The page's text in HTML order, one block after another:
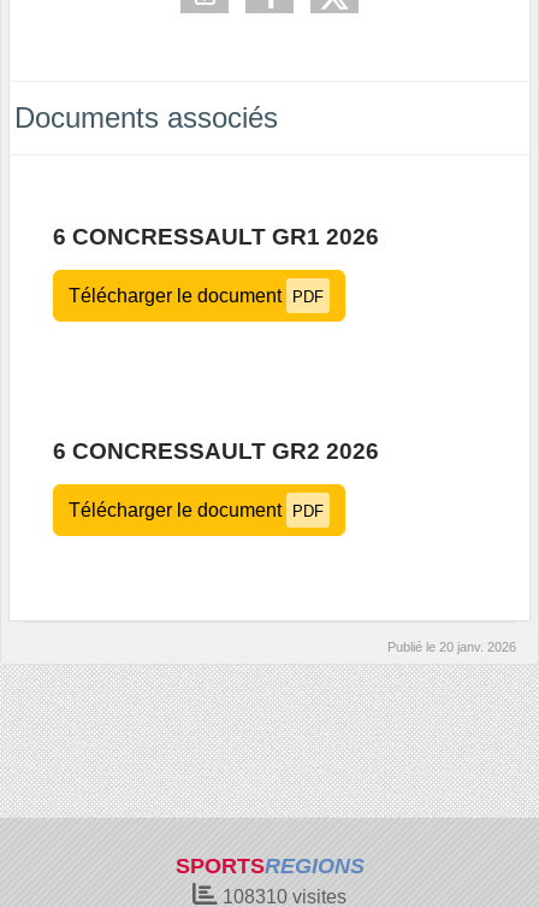
Documents associés
6 CONCRESSAULT GR1 2026
Télécharger le document PDF
6 CONCRESSAULT GR2 2026
Télécharger le document PDF
Publié le 20 janv. 2026
SPORTSREGIONS
108310 visites